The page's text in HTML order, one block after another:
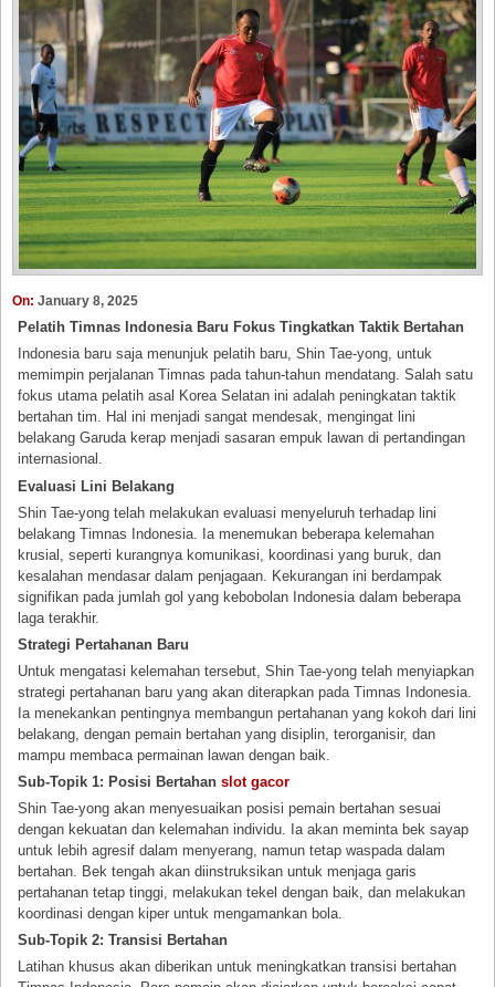
On: January 8, 2025
Pelatih Timnas Indonesia Baru Fokus Tingkatkan Taktik Bertahan
Indonesia baru saja menunjuk pelatih baru, Shin Tae-yong, untuk
memimpin perjalanan Timnas pada tahun-tahun mendatang. Salah satu
fokus utama pelatih asal Korea Selatan ini adalah peningkatan taktik
bertahan tim. Hal ini menjadi sangat mendesak, mengingat lini
belakang Garuda kerap menjadi sasaran empuk lawan di pertandingan
internasional.
Evaluasi Lini Belakang
Shin Tae-yong telah melakukan evaluasi menyeluruh terhadap lini
belakang Timnas Indonesia. Ia menemukan beberapa kelemahan
krusial, seperti kurangnya komunikasi, koordinasi yang buruk, dan
kesalahan mendasar dalam penjagaan. Kekurangan ini berdampak
signifikan pada jumlah gol yang kebobolan Indonesia dalam beberapa
laga terakhir.
Strategi Pertahanan Baru
Untuk mengatasi kelemahan tersebut, Shin Tae-yong telah menyiapkan
strategi pertahanan baru yang akan diterapkan pada Timnas Indonesia.
Ia menekankan pentingnya membangun pertahanan yang kokoh dari lini
belakang, dengan pemain bertahan yang disiplin, terorganisir, dan
mampu membaca permainan lawan dengan baik.
Sub-Topik 1: Posisi Bertahan slot gacor
Shin Tae-yong akan menyesuaikan posisi pemain bertahan sesuai
dengan kekuatan dan kelemahan individu. Ia akan meminta bek sayap
untuk lebih agresif dalam menyerang, namun tetap waspada dalam
bertahan. Bek tengah akan diinstruksikan untuk menjaga garis
pertahanan tetap tinggi, melakukan tekel dengan baik, dan melakukan
koordinasi dengan kiper untuk mengamankan bola.
Sub-Topik 2: Transisi Bertahan
Latihan khusus akan diberikan untuk meningkatkan transisi bertahan